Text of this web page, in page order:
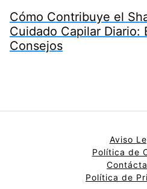
Cómo Contribuye el
Cuidado Capilar Diario:
Consejos
Aviso
Política de
Política de